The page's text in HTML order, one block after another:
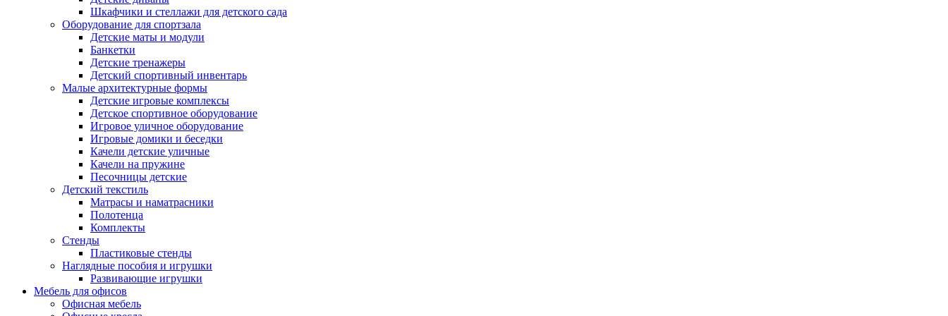
Шкафчики и стеллажи для детского сада
Оборудование для спортзала
Детские маты и модули
Банкетки
Детские тренажеры
Детский спортивный инвентарь
Малые архитектурные формы
Детские игровые комплексы
Детское спортивное оборудование
Игровое уличное оборудование
Игровые домики и беседки
Качели детские уличные
Качели на пружине
Песочницы детские
Детский текстиль
Матрасы и наматрасники
Полотенца
Комплекты
Стенды
Пластиковые стенды
Наглядные пособия и игрушки
Развивающие игрушки
Мебель для офисов
Офисная мебель